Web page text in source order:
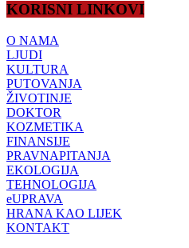
KORISNI LINKOVI
O NAMA
LJUDI
KULTURA
PUTOVANJA
ŽIVOTINJE
DOKTOR
KOZMETIKA
FINANSIJE
PRAVNAPITANJA
EKOLOGIJA
TEHNOLOGIJA
eUPRAVA
HRANA KAO LIJEK
KONTAKT